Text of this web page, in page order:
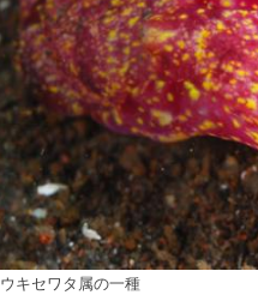
タ
属
の
一
種
は
ウキセワタ属の一種